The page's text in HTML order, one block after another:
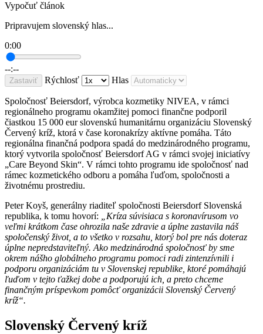
Vypočuť článok
Pripravujem slovenský hlas...
0:00
--:--
Zastaviť Rýchlosť Hlas
Spoločnosť Beiersdorf, výrobca kozmetiky NIVEA, v rámci
regionálneho programu okamžitej pomoci finančne podporil
čiastkou 15 000 eur slovenskú humanitárnu organizáciu Slovenský
Červený kríž, ktorá v čase koronakrízy aktívne pomáha. Táto
regionálna finančná podpora spadá do medzinárodného programu,
ktorý vytvorila spoločnosť Beiersdorf AG v rámci svojej iniciatívy
„Care Beyond Skin“. V rámci tohto programu ide spoločnosť nad
rámec kozmetického odboru a pomáha ľuďom, spoločnosti a
životnému prostrediu.
Peter Koyš, generálny riaditeľ spoločnosti Beiersdorf Slovenská
republika, k tomu hovorí: „Kríza súvisiaca s koronavírusom vo
veľmi krátkom čase ohrozila naše zdravie a úplne zastavila náš
spoločenský život, a to všetko v rozsahu, ktorý bol pre nás doteraz
úplne nepredstaviteľný. Ako medzinárodná spoločnosť by sme
okrem nášho globálneho programu pomoci radi zintenzívnili i
podporu organizáciám tu v Slovenskej republike, ktoré pomáhajú
ľuďom v tejto ťažkej dobe a podporujú ich, a preto chceme
finančným príspevkom pomôcť organizácii Slovenský Červený
kríž“.
Slovenský Červený kríž